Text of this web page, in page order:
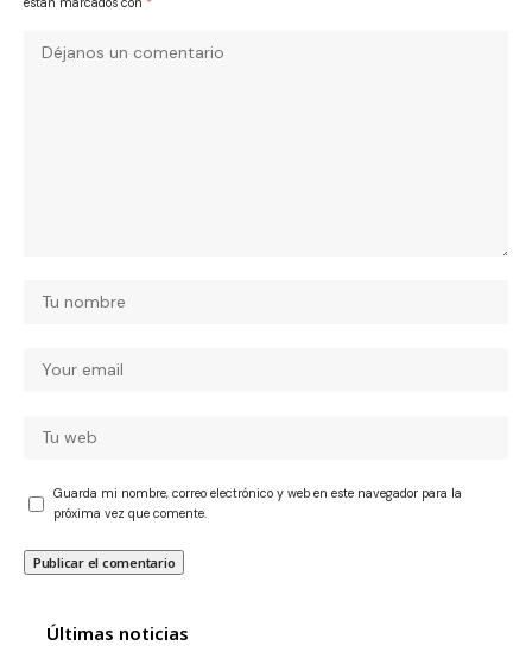
están marcados con *
Guarda mi nombre, correo electrónico y web en este navegador para la
próxima vez que comente.
Últimas noticias